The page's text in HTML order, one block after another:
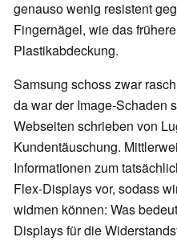
genauso wenig resistent
Fingernägel, wie das
Plastikabdeckung.
Samsung schoss zwar
da war der Image-Schaden
Webseiten schrieben von
Kundentäuschung.
Informationen zum
Flex-Displays vor, sodass
widmen können: Was
Displays für die